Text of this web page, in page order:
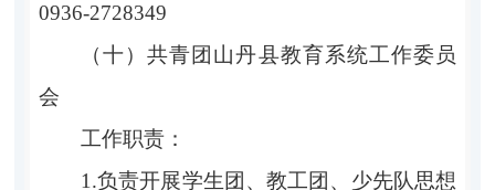
0936-2728349
（十）共青团山丹县教育系统工作委员
会
工作职责：
1.负责开展学生团、教工团、少先队思想